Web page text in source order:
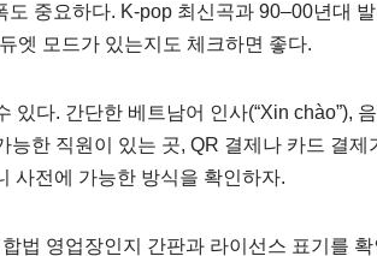
도 중요하다. K-pop 최신곡과 90–00년대
엣 모드가 있는지도 체크하면 좋다.
다. 간단한 베트남어 인사(“Xin chào”),
한 직원이 있는 곳, QR 결제나 카드 결
사전에 가능한 방식을 확인하자.
법 영업장인지 간판과 라이선스 표기를